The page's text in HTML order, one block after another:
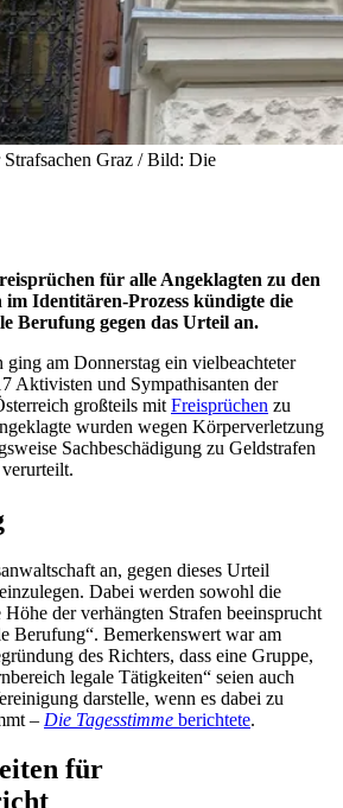
Graz / Bild: Die
für alle Angeklagten zu den
Identitären-Prozess kündigte die
Berufung gegen das Urteil an.
ging am Donnerstag ein vielbeachteter
Aktivisten und Sympathisanten der
großteils mit Freisprüchen zu
wurden wegen Körperverletzung
Sachbeschädigung zu Geldstrafen
an, gegen dieses Urteil
Dabei werden sowohl die
der verhängten Strafen beeinsprucht
Berufung“. Bemerkenswert war am
des Richters, dass eine Gruppe,
legale Tätigkeiten“ seien auch
darstelle, wenn es dabei zu
– Die Tagesstimme berichtete.
für